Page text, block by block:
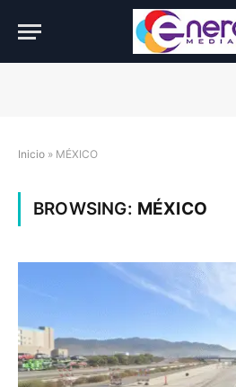
Inicio » MÉXICO
BROWSING: MÉXICO